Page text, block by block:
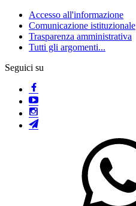
Accesso all'informazione
Comunicazione istituzionale
Trasparenza amministrativa
Tutti gli argomenti...
Seguici su